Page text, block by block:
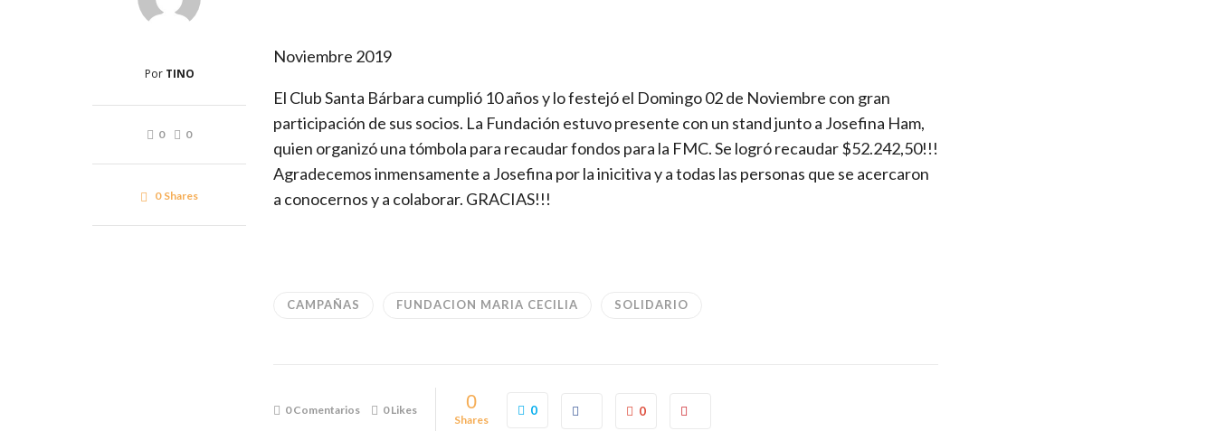
Por TINO
0 0
0 Shares
Noviembre 2019
El Club Santa Bárbara cumplió 10 años y lo festejó el Domingo 02 de Noviembre con gran
participación de sus socios. La Fundación estuvo presente con un stand junto a Josefina Ham,
quien organizó una tómbola para recaudar fondos para la FMC. Se logró recaudar $52.242,50!!!
Agradecemos inmensamente a Josefina por la inicitiva y a todas las personas que se acercaron
a conocernos y a colaborar. GRACIAS!!!
CAMPAÑAS FUNDACION MARIA CECILIA SOLIDARIO
0 Comentarios 0Likes 0
Shares
0 0